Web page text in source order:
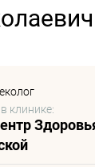
клинике: